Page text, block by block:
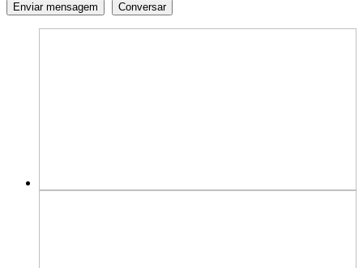
Enviar mensagem Conversar